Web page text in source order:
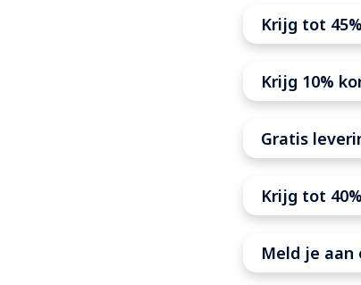
Krijg tot
Krijg 10%
Gratis
Krijg tot
Meld je aan